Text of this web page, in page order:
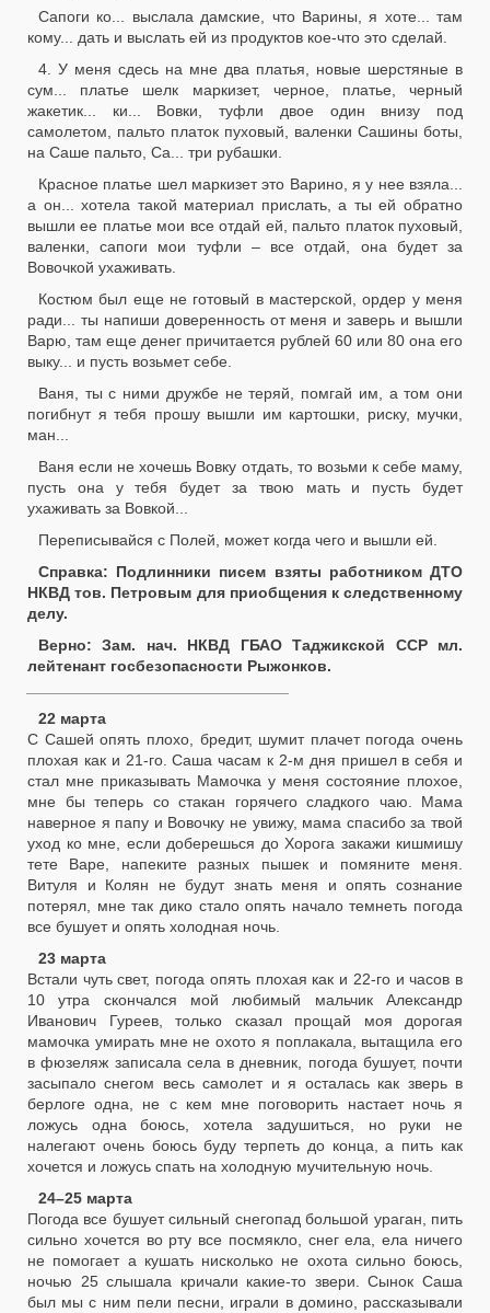
Сапоги ко... выслала дамские, что Варины, я хоте... там
кому... дать и выслать ей из продуктов кое-что это сделай.
4. У меня сдесь на мне два платья, новые шерстяные в
сум... платье шелк маркизет, черное, платье, черный
жакетик... ки... Вовки, туфли двое один внизу под
самолетом, пальто платок пуховый, валенки Сашины боты,
на Саше пальто, Са... три рубашки.
Красное платье шел маркизет это Варино, я у нее взяла...
а он... хотела такой материал прислать, а ты ей обратно
вышли ее платье мои все отдай ей, пальто платок пуховый,
валенки, сапоги мои туфли – все отдай, она будет за
Вовочкой ухаживать.
Костюм был еще не готовый в мастерской, ордер у меня
ради... ты напиши доверенность от меня и заверь и вышли
Варю, там еще денег причитается рублей 60 или 80 она его
выку... и пусть возьмет себе.
Ваня, ты с ними дружбе не теряй, помгай им, а том они
погибнут я тебя прошу вышли им картошки, риску, мучки,
ман...
Ваня если не хочешь Вовку отдать, то возьми к себе маму,
пусть она у тебя будет за твою мать и пусть будет
ухаживать за Вовкой...
Переписывайся с Полей, может когда чего и вышли ей.
Справка: Подлинники писем взяты работником ДТО
НКВД тов. Петровым для приобщения к следственному
делу.
Верно: Зам. нач. НКВД ГБАО Таджикской ССР мл.
лейтенант госбезопасности Рыжонков.
22 марта
С Сашей опять плохо, бредит, шумит плачет погода очень
плохая как и 21-го. Саша часам к 2-м дня пришел в себя и
стал мне приказывать Мамочка у меня состояние плохое,
мне бы теперь со стакан горячего сладкого чаю. Мама
наверное я папу и Вовочку не увижу, мама спасибо за твой
уход ко мне, если доберешься до Хорога закажи кишмишу
тете Варе, напеките разных пышек и помяните меня.
Витуля и Колян не будут знать меня и опять сознание
потерял, мне так дико стало опять начало темнеть погода
все бушует и опять холодная ночь.
23 марта
Встали чуть свет, погода опять плохая как и 22-го и часов в
10 утра скончался мой любимый мальчик Александр
Иванович Гуреев, только сказал прощай моя дорогая
мамочка умирать мне не охото я поплакала, вытащила его
в фюзеляж записала села в дневник, погода бушует, почти
засыпало снегом весь самолет и я осталась как зверь в
берлоге одна, не с кем мне поговорить настает ночь я
ложусь одна боюсь, хотела задушиться, но руки не
налегают очень боюсь буду терпеть до конца, а пить как
хочется и ложусь спать на холодную мучительную ночь.
24–25 марта
Погода все бушует сильный снегопад большой ураган, пить
сильно хочется во рту все посмякло, снег ела, ела ничего
не помогает а кушать нисколько не охота сильно боюсь,
ночью 25 слышала кричали какие-то звери. Сынок Саша
был мы с ним пели песни, играли в домино, рассказывали